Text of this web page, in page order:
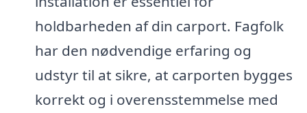
holdbarheden af din carport. Fagfolk
har den nødvendige erfaring og
udstyr til at sikre, at carporten bygges
korrekt og i overensstemmelse med